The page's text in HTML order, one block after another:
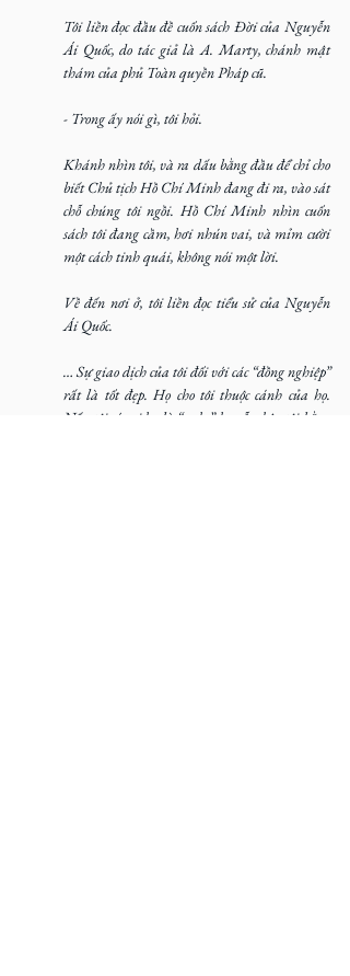
Tôi liền đọc đầu đề cuốn sách Đời của Nguyễn
Ái Quốc, do tác giả là A. Marty, chánh mật
thám của phủ Toàn quyền Pháp cũ.
- Trong ấy nói gì, tôi hỏi.
Khánh nhìn tôi, và ra dấu bằng đầu để chỉ cho
biết Chủ tịch Hồ Chí Minh đang đi ra, vào sát
chỗ chúng tôi ngồi. Hồ Chí Minh nhìn cuốn
sách tôi đang cầm, hơi nhún vai, và mỉm cười
một cách tinh quái, không nói một lời.
Về đến nơi ở, tôi liền đọc tiểu sử của Nguyễn
Ái Quốc.
… Sự giao dịch của tôi đối với các “đồng nghiệp”
rất là tốt đẹp. Họ cho tôi thuộc cánh của họ.
Nếu tôi có gọi họ là “anh,” họ vẫn kêu tôi bằng